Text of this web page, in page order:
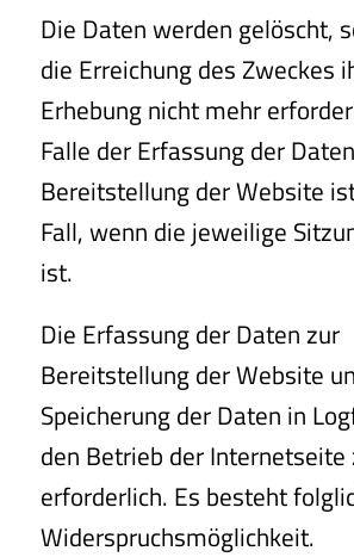
Die Daten werden gelöscht,
die Erreichung des Zweckes
Erhebung nicht mehr
Falle der Erfassung der
Bereitstellung der Website
Fall, wenn die jeweilige
ist.
Die Erfassung der Daten zur
Bereitstellung der Website
Speicherung der Daten in
den Betrieb der Internetseite
erforderlich. Es besteht
Widerspruchsmöglichkeit.